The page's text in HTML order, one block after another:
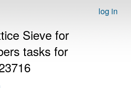
log in
Sieve for
tasks for